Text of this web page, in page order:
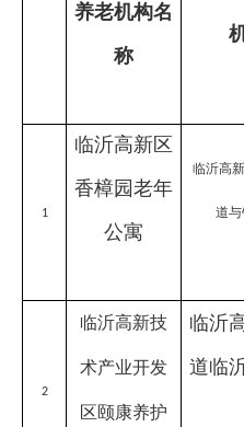
养老机构名
称
1
临沂高新区
香樟园老年
公寓
临沂高
道
2
临沂高新技
术产业开发
区颐康养护
临沂
道临